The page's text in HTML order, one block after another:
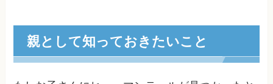
親として知っておきたいこと